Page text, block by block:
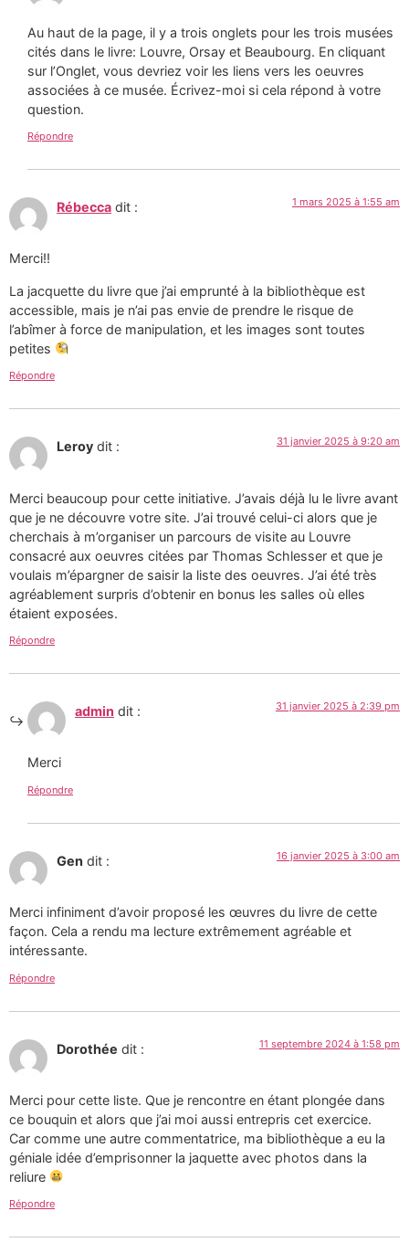
Au haut de la page, il y a trois onglets pour les trois musées
cités dans le livre: Louvre, Orsay et Beaubourg. En cliquant
sur l’Onglet, vous devriez voir les liens vers les oeuvres
associées à ce musée. Écrivez-moi si cela répond à votre
question.
Répondre
Rébecca dit : 1 mars 2025 à 1:55 am
Merci!!
La jacquette du livre que j’ai emprunté à la bibliothèque est
accessible, mais je n’ai pas envie de prendre le risque de
l’abîmer à force de manipulation, et les images sont toutes
petites
Répondre
Leroy dit : 31 janvier 2025 à 9:20 am
Merci beaucoup pour cette initiative. J’avais déjà lu le livre avant
que je ne découvre votre site. J’ai trouvé celui-ci alors que je
cherchais à m’organiser un parcours de visite au Louvre
consacré aux oeuvres citées par Thomas Schlesser et que je
voulais m’épargner de saisir la liste des oeuvres. J’ai été très
agréablement surpris d’obtenir en bonus les salles où elles
étaient exposées.
Répondre
admin dit : 31 janvier 2025 à 2:39 pm
Merci
Répondre
Gen dit : 16 janvier 2025 à 3:00 am
Merci infiniment d’avoir proposé les œuvres du livre de cette
façon. Cela a rendu ma lecture extrêmement agréable et
intéressante.
Répondre
Dorothée dit : 11 septembre 2024 à 1:58 pm
Merci pour cette liste. Que je rencontre en étant plongée dans
ce bouquin et alors que j’ai moi aussi entrepris cet exercice.
Car comme une autre commentatrice, ma bibliothèque a eu la
géniale idée d’emprisonner la jaquette avec photos dans la
reliure
Répondre